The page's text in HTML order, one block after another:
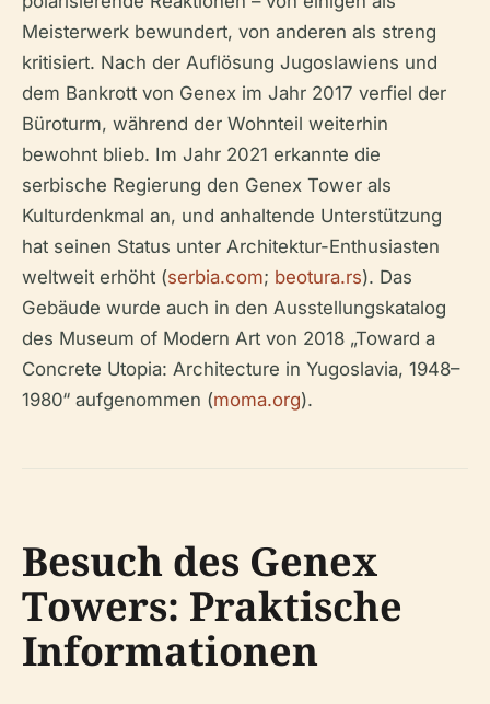
Meisterwerk bewundert, von anderen als streng
kritisiert. Nach der Auflösung Jugoslawiens und
dem Bankrott von Genex im Jahr 2017 verfiel der
Büroturm, während der Wohnteil weiterhin
bewohnt blieb. Im Jahr 2021 erkannte die
serbische Regierung den Genex Tower als
Kulturdenkmal an, und anhaltende Unterstützung
hat seinen Status unter Architektur-Enthusiasten
weltweit erhöht (serbia.com; beotura.rs). Das
Gebäude wurde auch in den Ausstellungskatalog
des Museum of Modern Art von 2018 „Toward a
Concrete Utopia: Architecture in Yugoslavia, 1948–
1980“ aufgenommen (moma.org).
Besuch des Genex
Towers: Praktische
Informationen